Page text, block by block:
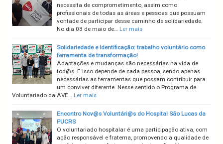
necessita de comprometimento, assim como
profissionais de todas as áreas e pessoas que possuam
vontade de participar desse caminho de solidariedade.
No dia 03 de maio de… Ler mais
Solidariedade e Identificação: trabalho voluntário como
ferramenta de transformação!
Adaptações e mudanças são necessárias na vida de
tod@s. E isso depende de cada pessoa, sendo apenas
necessárias as ferramentas que possam contribuir para
um conviver diferente. Nesse sentido o Programa de
Voluntariado da AVE… Ler mais
Encontro Nov@s Voluntári@s do Hospital São Lucas da
PUCRS
O voluntariado hospitalar é uma participação ativa, com
ação responsável e fraterna, promovendo a qualidade de